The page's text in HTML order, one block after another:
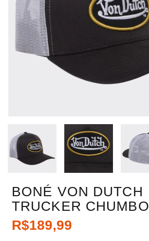
BONÉ VON DUTCH
TRUCKER CHUMBO
R$189,99